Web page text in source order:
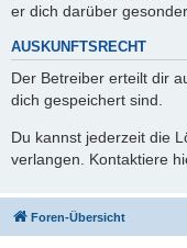
er dich darüber
AUSKUNFTSRECHT
Der Betreiber erteilt dir
dich gespeichert sind.
Du kannst jederzeit die
verlangen. Kontaktiere
Foren-Übersicht